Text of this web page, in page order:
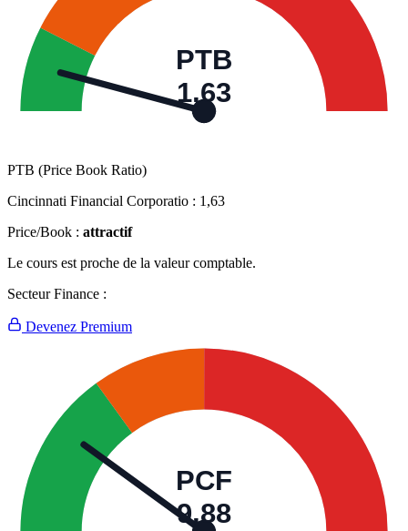
PTB
1,63
PTB (Price Book Ratio)
Cincinnati Financial Corporatio : 1,63
Price/Book : attractif
Le cours est proche de la valeur comptable.
Secteur Finance :
Devenez Premium
PCF
9,88